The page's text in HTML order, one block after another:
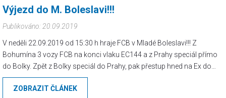
Výjezd do M. Boleslavi!!!
Publikováno: 20.09.2019
V neděli 22.09.2019 od 15:30 h hraje FCB v Mladé Boleslavi!!! Z
Bohumína 3 vozy FCB na konci vlaku EC144 a z Prahy speciál přímo
do Bolky. Zpět z Bolky speciál do Prahy, pak přestup hned na Ex do
Hranic a přestup na rychlík do Ostravy.
ZOBRAZIT ČLÁNEK